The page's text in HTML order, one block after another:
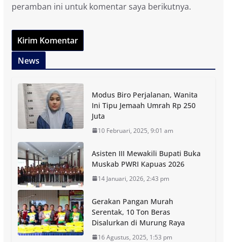
peramban ini untuk komentar saya berikutnya.
News
Modus Biro Perjalanan, Wanita
Ini Tipu Jemaah Umrah Rp 250
Juta
10 Februari, 2025, 9:01 am
Asisten III Mewakili Bupati Buka
Muskab PWRI Kapuas 2026
14 Januari, 2026, 2:43 pm
Gerakan Pangan Murah
Serentak, 10 Ton Beras
Disalurkan di Murung Raya
16 Agustus, 2025, 1:53 pm